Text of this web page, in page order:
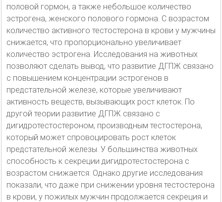
половой гормон, а также небольшое количество
эстрогена, женского полового гормона. С возрастом
количество активного тестостерона в крови у мужчины
снижается, что пропорционально увеличивает
количество эстрогена. Исследования на животных
позволяют сделать вывод, что развитие ДГПЖ связано
с повышением концентрации эстрогенов в
предстательной железе, которые увеличивают
активность веществ, вызывающих рост клеток. По
другой теории развитие ДГПЖ связано с
дигидротестостероном, производным тестостерона,
который может спровоцировать рост клеток
предстательной железы. У большинства животных
способность к секреции дигидротестостерона с
возрастом снижается. Однако другие исследования
показали, что даже при снижении уровня тестостерона
в крови, у пожилых мужчин продолжается секреция и